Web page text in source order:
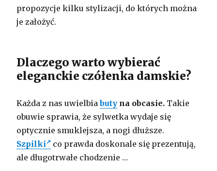
propozycje kilku stylizacji, do których można
je założyć.
Dlaczego warto wybierać
eleganckie czółenka damskie?
Każda z nas uwielbiabuty na obcasie. Takie
obuwie sprawia, że sylwetka wydaje się
optycznie smuklejsza, a nogi dłuższe.
Szpilki
co prawda doskonale się prezentują,
ale długotrwałe chodzenie …